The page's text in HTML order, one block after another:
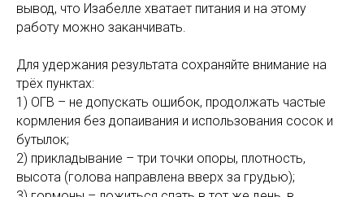
вывод, что Изабелле хватает питания и на этому
работу можно заканчивать.
Для удержания результата сохраняйте внимание на
трёх пунктах:
1) ОГВ – не допускать ошибок, продолжать частые
кормления без допаивания и использования сосок и
бутылок;
2) прикладывание – три точки опоры, плотность,
высота (голова направлена вверх за грудью);